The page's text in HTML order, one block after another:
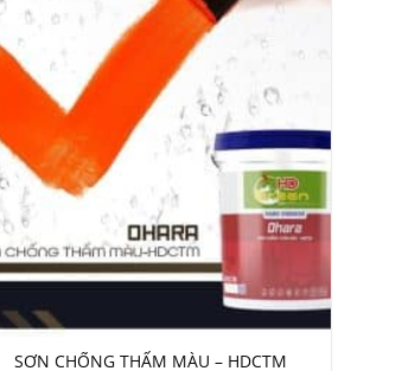
SƠN CHỐNG THẤM MÀU – HDCTM